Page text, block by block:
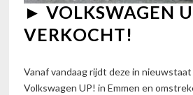
► VOLKSWAGEN
VERKOCHT!
Vanaf vandaag rijdt deze in
Volkswagen UP! in Emmen en